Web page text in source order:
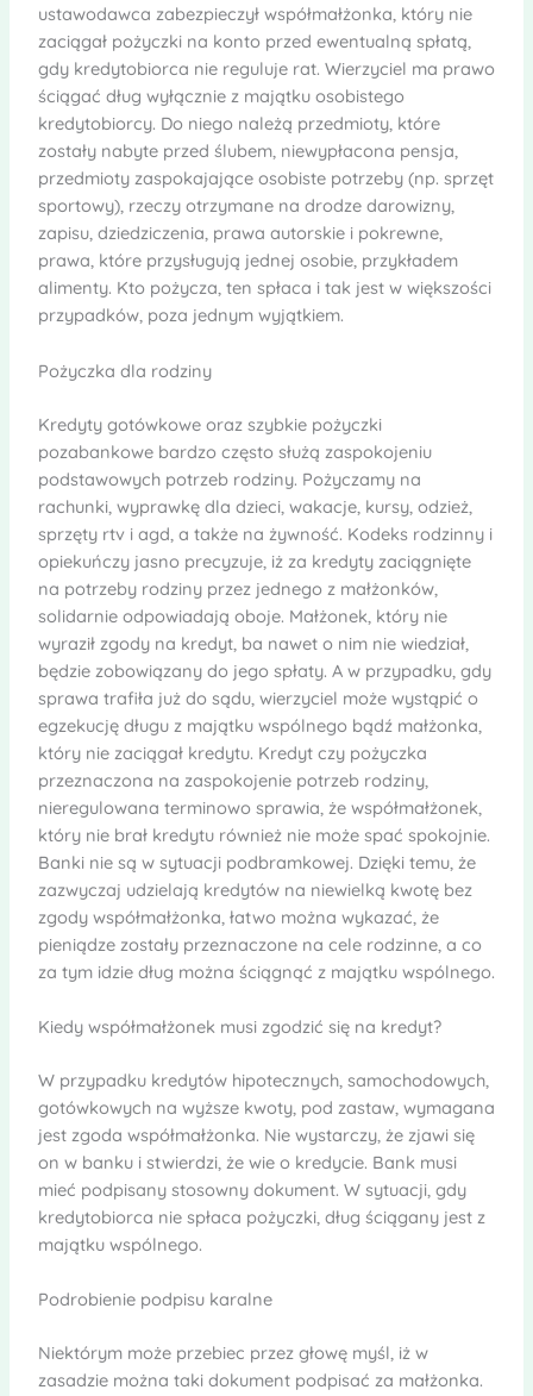
ustawodawca zabezpieczył współmałżonka, który nie
zaciągał pożyczki na konto przed ewentualną spłatą,
gdy kredytobiorca nie reguluje rat. Wierzyciel ma prawo
ściągać dług wyłącznie z majątku osobistego
kredytobiorcy. Do niego należą przedmioty, które
zostały nabyte przed ślubem, niewypłacona pensja,
przedmioty zaspokajające osobiste potrzeby (np. sprzęt
sportowy), rzeczy otrzymane na drodze darowizny,
zapisu, dziedziczenia, prawa autorskie i pokrewne,
prawa, które przysługują jednej osobie, przykładem
alimenty. Kto pożycza, ten spłaca i tak jest w większości
przypadków, poza jednym wyjątkiem.
Pożyczka dla rodziny
Kredyty gotówkowe oraz szybkie pożyczki
pozabankowe bardzo często służą zaspokojeniu
podstawowych potrzeb rodziny. Pożyczamy na
rachunki, wyprawkę dla dzieci, wakacje, kursy, odzież,
sprzęty rtv i agd, a także na żywność. Kodeks rodzinny i
opiekuńczy jasno precyzuje, iż za kredyty zaciągnięte
na potrzeby rodziny przez jednego z małżonków,
solidarnie odpowiadają oboje. Małżonek, który nie
wyraził zgody na kredyt, ba nawet o nim nie wiedział,
będzie zobowiązany do jego spłaty. A w przypadku, gdy
sprawa trafiła już do sądu, wierzyciel może wystąpić o
egzekucję długu z majątku wspólnego bądź małżonka,
który nie zaciągał kredytu. Kredyt czy pożyczka
przeznaczona na zaspokojenie potrzeb rodziny,
nieregulowana terminowo sprawia, że współmałżonek,
który nie brał kredytu również nie może spać spokojnie.
Banki nie są w sytuacji podbramkowej. Dzięki temu, że
zazwyczaj udzielają kredytów na niewielką kwotę bez
zgody współmałżonka, łatwo można wykazać, że
pieniądze zostały przeznaczone na cele rodzinne, a co
za tym idzie dług można ściągnąć z majątku wspólnego.
Kiedy współmałżonek musi zgodzić się na kredyt?
W przypadku kredytów hipotecznych, samochodowych,
gotówkowych na wyższe kwoty, pod zastaw, wymagana
jest zgoda współmałżonka. Nie wystarczy, że zjawi się
on w banku i stwierdzi, że wie o kredycie. Bank musi
mieć podpisany stosowny dokument. W sytuacji, gdy
kredytobiorca nie spłaca pożyczki, dług ściągany jest z
majątku wspólnego.
Podrobienie podpisu karalne
Niektórym może przebiec przez głowę myśl, iż w
zasadzie można taki dokument podpisać za małżonka.